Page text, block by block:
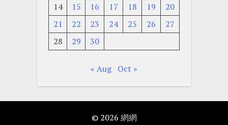
14
15 16 17 18 19
20
21
22 23 24 25 26
27
28
29 30
« Aug Oct »
© 2026 網網